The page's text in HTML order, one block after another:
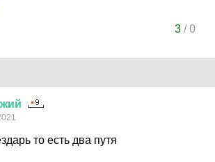
3/0
то есть два путя